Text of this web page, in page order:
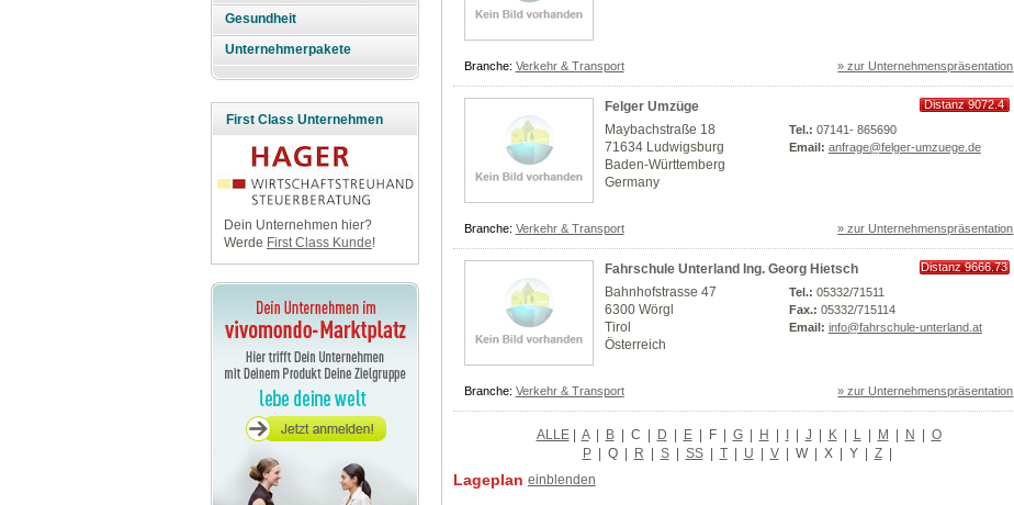
Gesundheit
Unternehmerpakete
First Class Unternehmen
Dein Unternehmen hier?
Werde First Class Kunde!
Branche: Verkehr & Transport » zur Unternehmenspräsentation
Felger Umzüge
Distanz 9072.4
Maybachstraße 18
71634 Ludwigsburg
Baden-Württemberg
Germany
Tel.: 07141- 865690
Email: anfrage@felger-umzuege.de
Branche: Verkehr & Transport » zur Unternehmenspräsentation
Fahrschule Unterland Ing. Georg Hietsch
Distanz 9666.73
Bahnhofstrasse 47
6300 Wörgl
Tirol
Österreich
Tel.: 05332/71511
Fax.: 05332/715114
Email: info@fahrschule-unterland.at
Branche: Verkehr & Transport » zur Unternehmenspräsentation
ALLE| A | B | C | D | E | F| G | H | I | J | K | L | M | N | O
P | Q | R | S | SS | T | U | V | W | X | Y | Z |
Lageplan einblenden